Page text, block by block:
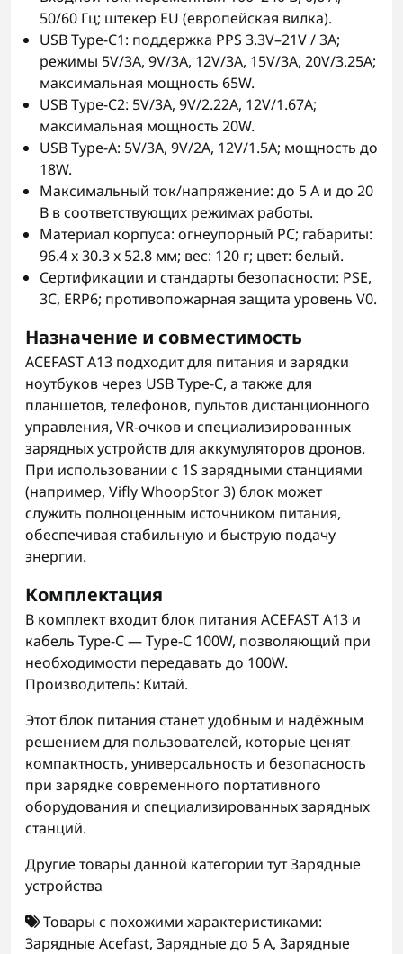
50/60 Гц; штекер EU (европейская вилка).
USB Type-C1: поддержка PPS 3.3V–21V / 3A;
режимы 5V/3A, 9V/3A, 12V/3A, 15V/3A, 20V/3.25A;
максимальная мощность 65W.
USB Type-C2: 5V/3A, 9V/2.22A, 12V/1.67A;
максимальная мощность 20W.
USB Type-A: 5V/3A, 9V/2A, 12V/1.5A; мощность до
18W.
Максимальный ток/напряжение: до 5 А и до 20
В в соответствующих режимах работы.
Материал корпуса: огнеупорный PC; габариты:
96.4 x 30.3 x 52.8 мм; вес: 120 г; цвет: белый.
Сертификации и стандарты безопасности: PSE,
3C, ERP6; противопожарная защита уровень V0.
Назначение и совместимость
ACEFAST A13 подходит для питания и зарядки
ноутбуков через USB Type-C, а также для
планшетов, телефонов, пультов дистанционного
управления, VR-очков и специализированных
зарядных устройств для аккумуляторов дронов.
При использовании с 1S зарядными станциями
(например, Vifly WhoopStor 3) блок может
служить полноценным источником питания,
обеспечивая стабильную и быструю подачу
энергии.
Комплектация
В комплект входит блок питания ACEFAST A13 и
кабель Type-C — Type-C 100W, позволяющий при
необходимости передавать до 100W.
Производитель: Китай.
Этот блок питания станет удобным и надёжным
решением для пользователей, которые ценят
компактность, универсальность и безопасность
при зарядке современного портативного
оборудования и специализированных зарядных
станций.
Другие товары данной категории тутЗарядные
устройства
Товары с похожими характеристиками:
Зарядные Acefast, Зарядные до 5 А, Зарядные